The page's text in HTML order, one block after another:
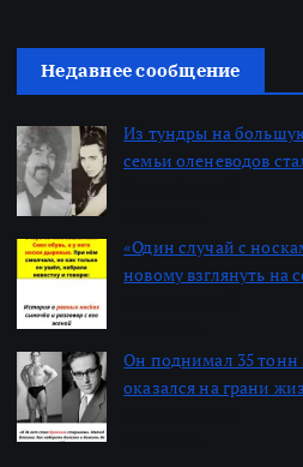
Недавнее сообщение
Из тундры на
семьи оленеводов
«Один случай с
новому взглянуть на
Он поднимал 35 тонн
оказался на грани